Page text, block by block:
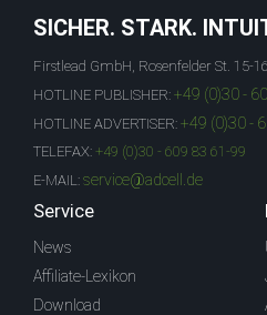
SICHER. STARK.
Firstlead GmbH, Rosenfelder St. 15-
HOTLINE PUBLISHER: +49 (0)30 -
HOTLINE ADVERTISER: +49 (0)30 -
TELEFAX: +49 (0)30 - 609 83 61-99
E-MAIL: service@adcell.de
Service
News
Affiliate-Lexikon
Download